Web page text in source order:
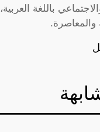
باللغة
والمعاصرة.